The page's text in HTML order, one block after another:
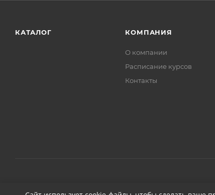
КАТАЛОГ КОМПАНИЯ
О компании
Расписание курсов
Контакты